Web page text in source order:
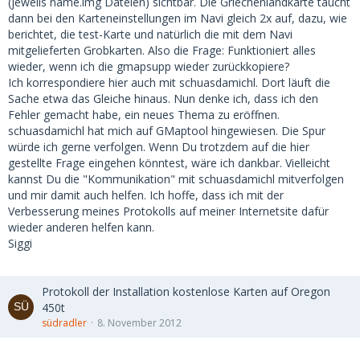
dann bei den Karteneinstellungen im Navi gleich 2x auf, dazu, wie
berichtet, die test-Karte und natürlich die mit dem Navi
mitgelieferten Grobkarten. Also die Frage: Funktioniert alles
wieder, wenn ich die gmapsupp wieder zurückkopiere?
Ich korrespondiere hier auch mit schuasdamichl. Dort läuft die
Sache etwa das Gleiche hinaus. Nun denke ich, dass ich den
Fehler gemacht habe, ein neues Thema zu eröffnen.
schuasdamichl hat mich auf GMaptool hingewiesen. Die Spur
würde ich gerne verfolgen. Wenn Du trotzdem auf die hier
gestellte Frage eingehen könntest, wäre ich dankbar. Vielleicht
kannst Du die "Kommunikation" mit schuasdamichl mitverfolgen
und mir damit auch helfen. Ich hoffe, dass ich mit der
Verbesserung meines Protokolls auf meiner Internetsite dafür
wieder anderen helfen kann.
Siggi
Protokoll der Installation kostenlose Karten auf Oregon
450t
südradler 8. November 2012